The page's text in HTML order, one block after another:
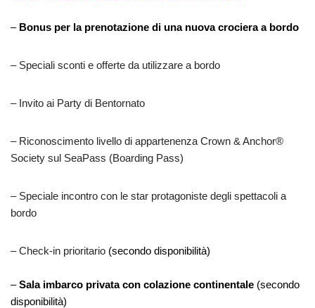
– Bonus per la prenotazione di una nuova crociera a bordo
– Speciali sconti e offerte da utilizzare a bordo
– Invito ai Party di Bentornato
– Riconoscimento livello di appartenenza Crown & Anchor®
Society sul SeaPass (Boarding Pass)
– Speciale incontro con le star protagoniste degli spettacoli a
bordo
– Check-in prioritario (secondo disponibilità)
–Sala imbarco privata con colazione continentale (secondo
disponibilità)